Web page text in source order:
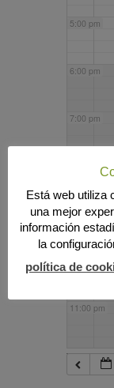
5:00 pm
6:00 pm
7:00 pm
9:00 pm
10:00 pm
11:00 pm
Está web utiliza
una mejor
información
la
política de